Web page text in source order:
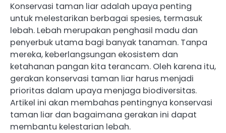
Konservasi taman liar adalah upaya penting
untuk melestarikan berbagai spesies, termasuk
lebah. Lebah merupakan penghasil madu dan
penyerbuk utama bagi banyak tanaman. Tanpa
mereka, keberlangsungan ekosistem dan
ketahanan pangan kita terancam. Oleh karena itu,
gerakan konservasi taman liar harus menjadi
prioritas dalam upaya menjaga biodiversitas.
Artikel ini akan membahas pentingnya konservasi
taman liar dan bagaimana gerakan ini dapat
membantu kelestarian lebah.